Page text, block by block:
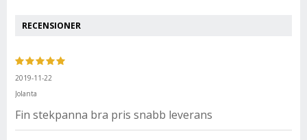
RECENSIONER
2019-11-22
Jolanta
Fin stekpanna bra pris snabb leverans